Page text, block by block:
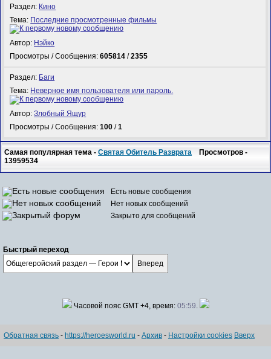
Раздел: Кино
Тема: Последние просмотренные фильмы
Автор: Нэйко
Просмотры / Сообщения:605814 /2355
Раздел: Баги
Тема: Неверное имя пользователя или пароль.
Автор:Злобный Ящур
Просмотры / Сообщения:100 /1
Самая популярная тема -Святая Обитель Разврата Просмотров -
13959534
Есть новые сообщения
Нет новых сообщений
Закрыто для сообщений
Быстрый переход
Часовой пояс GMT +4, время: 05:59.
Обратная связь - https://heroesworld.ru - Архив - Настройки cookies Вверх